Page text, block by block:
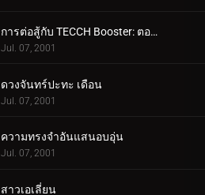
การต่อสู้กับ TECCH Booster: ตอนที่ 2
Jul. 07, 2001
ดวงจันทร์ปะทะ เดือน
Jul. 07, 2001
ความทรงจำอันแสนอบอุ่น
Jul. 07, 2001
สาวเอเลี่ยน